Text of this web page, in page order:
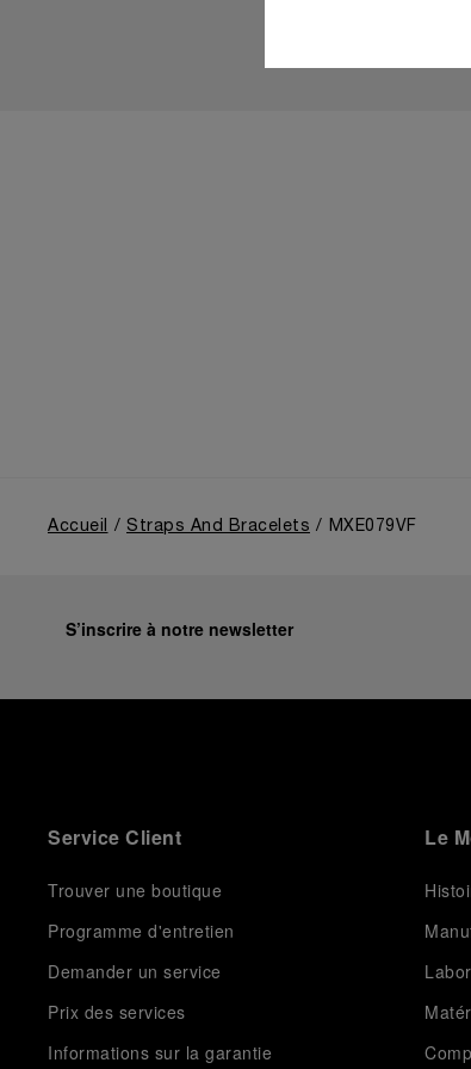
Accueil Straps And Bracelets MXE079VF
S’inscrire à notre newsletter
Service Client
Trouver une boutique
Programme d'entretien
Demander un service
Prix des services
Informations sur la garantie
Le